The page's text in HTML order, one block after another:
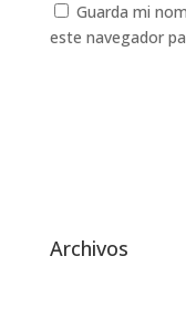
Guarda mi
este navegador
Archivos